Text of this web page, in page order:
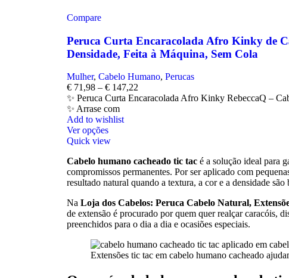
Compare
Peruca Curta Encaracolada Afro Kinky de
Densidade, Feita à Máquina, Sem Cola
Mulher, Cabelo Humano, Perucas
€ 71,98 – € 147,22
✨ Peruca Curta Encaracolada Afro Kinky RebeccaQ –
✨ Arrase com
Add to wishlist
Ver opções
Quick view
Cabelo humano cacheado tic tac é a solução ideal para
compromissos permanentes. Por ser aplicado com
resultado natural quando a textura, a cor e a densidade são
Na Loja dos Cabelos: Peruca Cabelo Natural,
de extensão é procurado por quem quer realçar caracóis,
preenchidos para o dia a dia e ocasiões especiais.
Extensões tic tac em cabelo humano cacheado